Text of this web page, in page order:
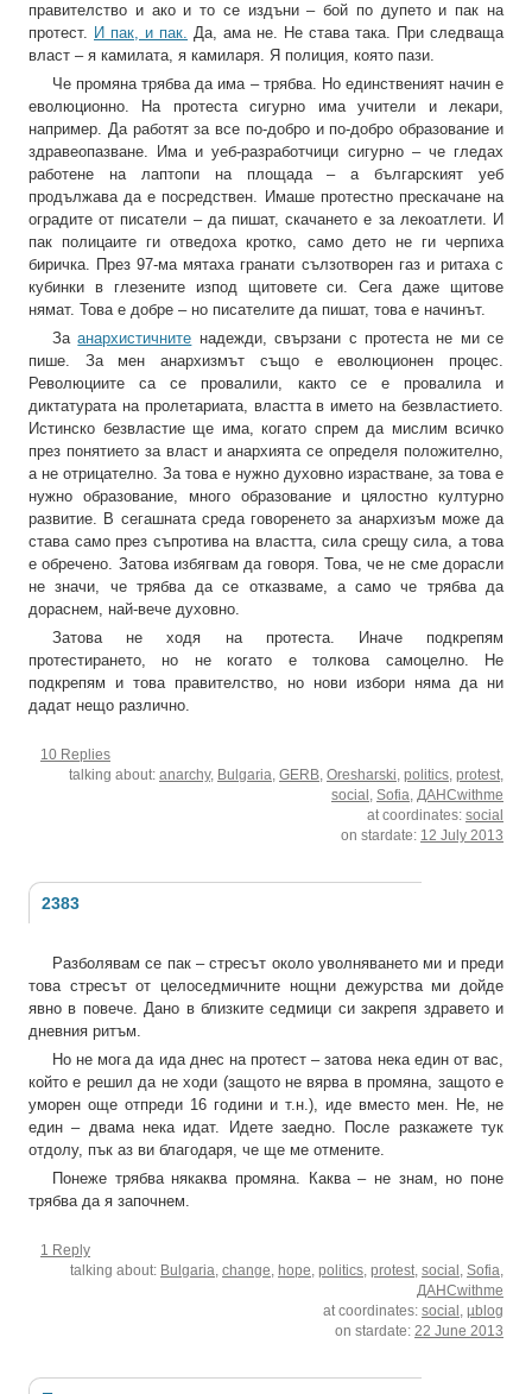
правителство и ако и то се издъни – бой по дупето и пак на
протест. И пак, и пак. Да, ама не. Не става така. При следваща
власт – я камилата, я камиларя. Я полиция, която пази.
Че промяна трябва да има – трябва. Но единственият начин е
еволюционно. На протеста сигурно има учители и лекари,
например. Да работят за все по-добро и по-добро образование и
здравеопазване. Има и уеб-разработчици сигурно – че гледах
работене на лаптопи на площада – а българският уеб
продължава да е посредствен. Имаше протестно прескачане на
оградите от писатели – да пишат, скачането е за лекоатлети. И
пак полицаите ги отведоха кротко, само дето не ги черпиха
биричка. През 97-ма мятаха гранати сълзотворен газ и ритаха с
кубинки в глезените изпод щитовете си. Сега даже щитове
нямат. Това е добре – но писателите да пишат, това е начинът.
Заанархистичните надежди, свързани с протеста не ми се
пише. За мен анархизмът също е еволюционен процес.
Революциите са се провалили, както се е провалила и
диктатурата на пролетариата, властта в името на безвластието.
Истинско безвластие ще има, когато спрем да мислим всичко
през понятието за власт и анархията се определя положително,
а не отрицателно. За това е нужно духовно израстване, за това е
нужно образование, много образование и цялостно културно
развитие. В сегашната среда говоренето за анархизъм може да
става само през съпротива на властта, сила срещу сила, а това
е обречено. Затова избягвам да говоря. Това, че не сме дорасли
не значи, че трябва да се отказваме, а само че трябва да
дораснем, най-вече духовно.
Затова не ходя на протеста. Иначе подкрепям
протестирането, но не когато е толкова самоцелно. Не
подкрепям и това правителство, но нови избори няма да ни
дадат нещо различно.
10 Replies
talking about: anarchy, Bulgaria GERB Oresharski politics protest
social
Sofia
ДАНСwithme
at coordinates: social
on stardate: 12 July 2013
2383
Разболявам се пак – стресът около уволняването ми и преди
това стресът от целоседмичните нощни дежурства ми дойде
явно в повече. Дано в близките седмици си закрепя здравето и
дневния ритъм.
Но не мога да ида днес на протест – затова нека един от вас,
който е решил да не ходи (защото не вярва в промяна, защото е
уморен още отпреди 16 години и т.н.), иде вместо мен. Не, не
един – двама нека идат. Идете заедно. После разкажете тук
отдолу, пък аз ви благодаря, че ще ме отмените.
Понеже трябва някаква промяна. Каква – не знам, но поне
трябва да я започнем.
1 Reply
talking about: Bulgaria change hope politics protest social Sofia
ДАНСwithme
at coordinates: social
µblog
on stardate: 22 June 2013